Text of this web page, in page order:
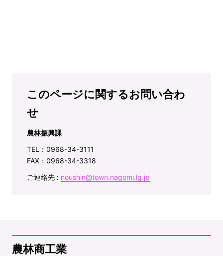
このページに関するお問い合わ
せ
農林振興課
TEL：0968-34-3111
FAX：0968-34-3318
ご連絡先 : noushin@town.nagomi.lg.jp
農林商工業